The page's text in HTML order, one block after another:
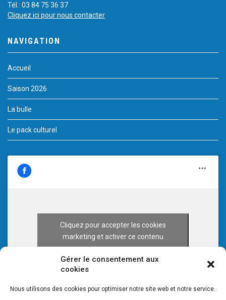
Gérer le consentement aux
cookies
Nous utilisons des cookies pour optimiser notre site web et notre service.
Tél.: 03 84 75 36 37
Cliquez ici pour nous contacter
NAVIGATION
Accueil
Saison 2026
La bulle
Le pack culturel
Cliquez pour accepter les cookies
marketing et activer ce contenu